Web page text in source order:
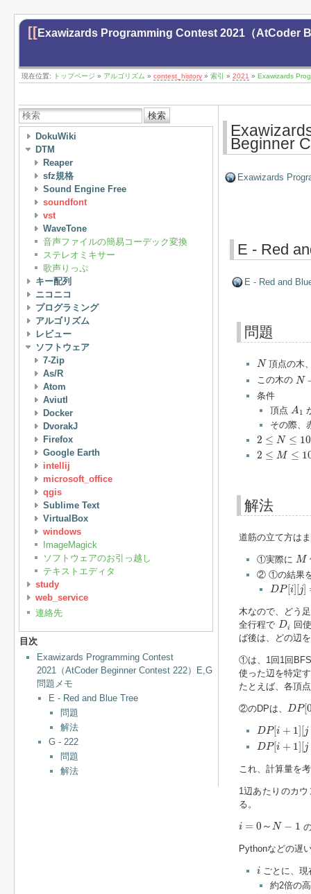
[[Exawizards Programming Contest 2021（AtCoder
現在位置: トップページ » アルゴリズム » contest_history » 索引 » 2021 » Exawizards
検索
DokuWiki
DTM
Reaper
sfz規格
Sound Engine Free
soundfont
vst
WaveTone
音声ファイルの簡易コーデック変換
ステレオミキサー
歌声りっぷ
キー配列
ニコニコ
プログラミング
アルゴリズム
レビュー
ソフトウェア
7-Zip
As/R
Atom
Aviutl
Docker
DvorakJ
Firefox
Google Earth
intellij
microsoft_office
qgis
Sublime Text
VirtualBox
windows
ImageMagick
ソフトウェアのお引っ越し
テキストエディタ
study
web_service
連絡先
目次
Exawizards Programming Contest
2021（AtCoder Beginner Contest 222）E,G
問題メモ
E - Red and Blue Tree
問題
解法
G - 222
問題
解法
Beginner
Exawizards
E - Red
E - Red and
問題
N
N 頂点の木
この木の N
N−
条件
頂点 A1
A
その際、
2 ≤ N ≤
2 N ≤1000
2 ≤ M ≤
2 M ≤100
解法
道筋の立て方は
①実際に M
M
② ①の結果
DP[i][j]
DP[i][j] =
木なので、どう
全行程で Di
Di
回
ば後は、どの辺
①は、1回1回
使った辺を特定
たとえば、各頂
②のDPは、 DP[
DP[0
DP[i + 1 j
DP[i+ 1 j+D
DP[i + 1][j
DP[i+ 1 j−D
これ、計算量を
1辺あたりのカ
る。
i = 0 ～N − 1
= ～ −1
Pythonなどの遅
i
iごとに、
約2倍の